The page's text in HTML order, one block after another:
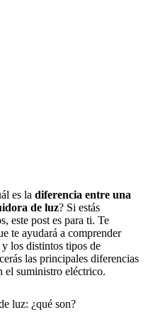
es la diferencia entre una
de luz? Si estás
este post es para ti. Te
te ayudará a comprender
los distintos tipos de
las principales diferencias
el suministro eléctrico.
luz: ¿qué son?